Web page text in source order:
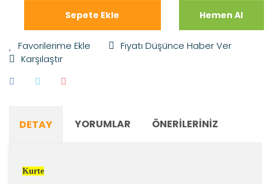
Sepete Ekle Hemen Al
Fiyatı Düşünce Haber Ver
Karşılaştır
DETAY YORUMLAR ÖNERILERINIZ
Kurte